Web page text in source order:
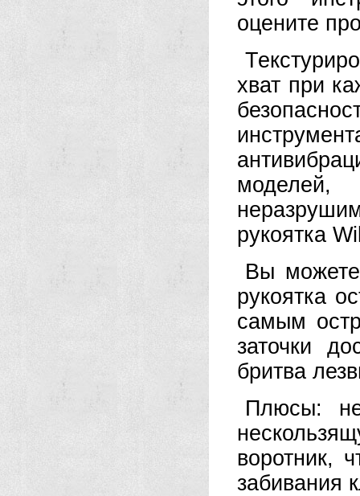
оцените
хват при
рукоятка
Вы
рукоятка
самым
заточки
бритва
Плюсы:
воротник,
забивания